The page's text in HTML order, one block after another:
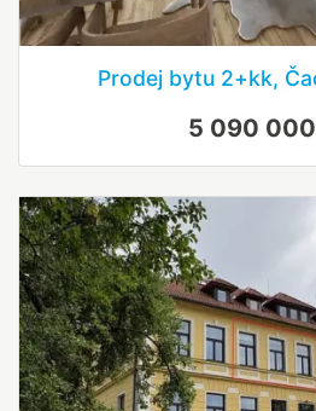
Prodej bytu 2+kk,
5 090